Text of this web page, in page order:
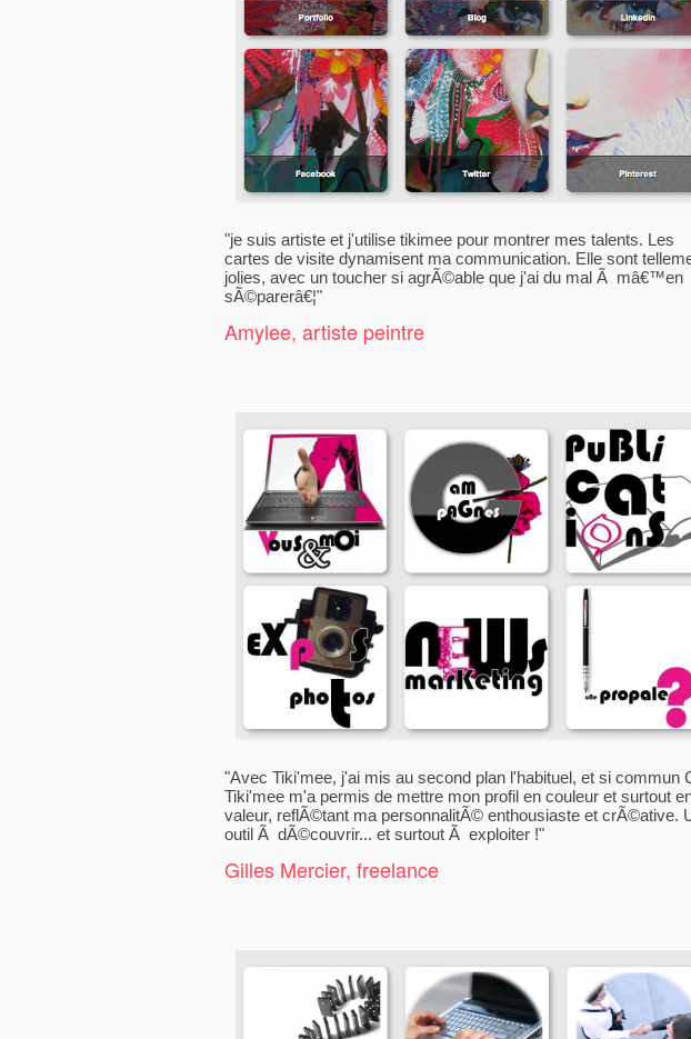
"je suis artiste et j'utilise tikimee pour montrer mes talents. Les
cartes de visite dynamisent ma communication. Elle sont
jolies, avec un toucher si agrÃ©able que j'ai du mal Ã mâ€™en
sÃ©parerâ€¦"
Amylee, artiste peintre
"Avec Tiki'mee, j'ai mis au second plan l'habituel, et si commun
Tiki'mee m'a permis de mettre mon profil en couleur et surtout
valeur, reflÃ©tant ma personnalitÃ© enthousiaste et crÃ©ative.
outil Ã dÃ©couvrir... et surtout Ã exploiter !"
Gilles Mercier, freelance